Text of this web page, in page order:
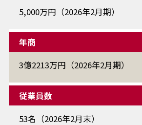
5,000万円（2026年2月期）
年商
3億2213万円（2026年2月期）
従業員数
53名（2026年2月末）